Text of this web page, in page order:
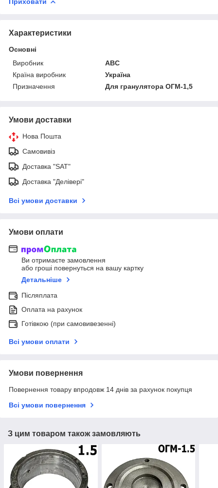
Характеристики
Основні
Виробник
ABC
Країна виробник
Україна
Призначення
Для гранулятора ОГМ-1,5
Умови доставки
Нова Пошта
Самовивіз
Доставка "SAT"
Доставка "Делівері"
Всі умови доставки
Умови оплати
Ви отримаєте замовлення
або гроші повернуться на вашу картку
Детальніше
Післяплата
Оплата на рахунок
Готівкою (при самовивезенні)
Всі умови оплати
Умови повернення
Повернення товару впродовж 14 днів за рахунок покупця
Всі умови повернення
З цим товаром також замовляють